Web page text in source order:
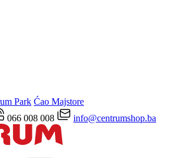
Park Ćao Majstore
066 008 008 info@centrumshop.ba